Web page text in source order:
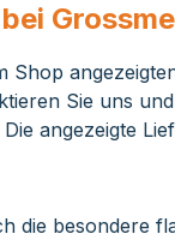
Shop
Sie uns
Die angezeigte
die besondere